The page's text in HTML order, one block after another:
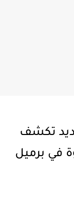
تكشف
في برميل